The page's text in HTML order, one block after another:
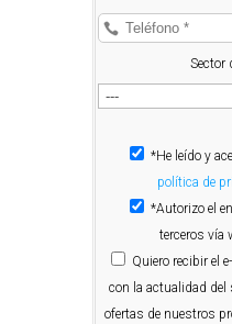
Sector
*He leído y
política de
*Autorizo el
terceros vía
Quiero recibir el
con la actualidad del
ofertas de nuestros